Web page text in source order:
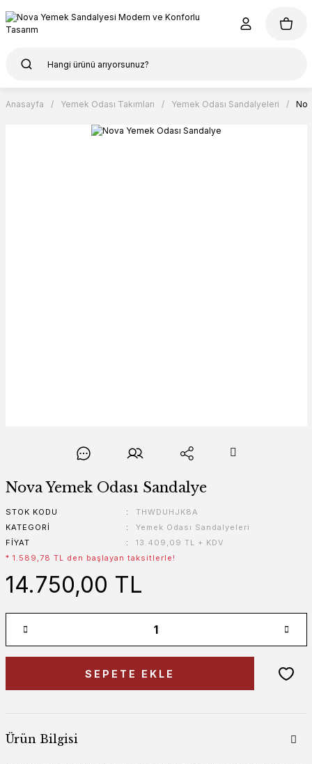
Anasayfa Yemek Odası Takımları Yemek Odası Sandalyeleri
Nova Yemek Odası Sandalye
STOK KODU
THWDUHJK8A
KATEGORI
Yemek Odası Sandalyeleri
FIYAT
13.409,09 TL + KDV
* 1.589,78 TL den başlayan taksitlerle!
14.750,00 TL
SEPETE EKLE
Ürün Bilgisi